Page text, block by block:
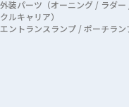
外装パーツ（オーニング / ラダー
クルキャリア）
エントランスランプ / ポーチラン